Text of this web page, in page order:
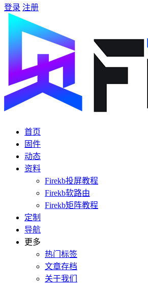
登录 注册
首页
固件
动态
资料
Firekb投屏教程
Firekb软路由
Firekb矩阵教程
定制
导航
更多
热门标签
文章存档
关于我们